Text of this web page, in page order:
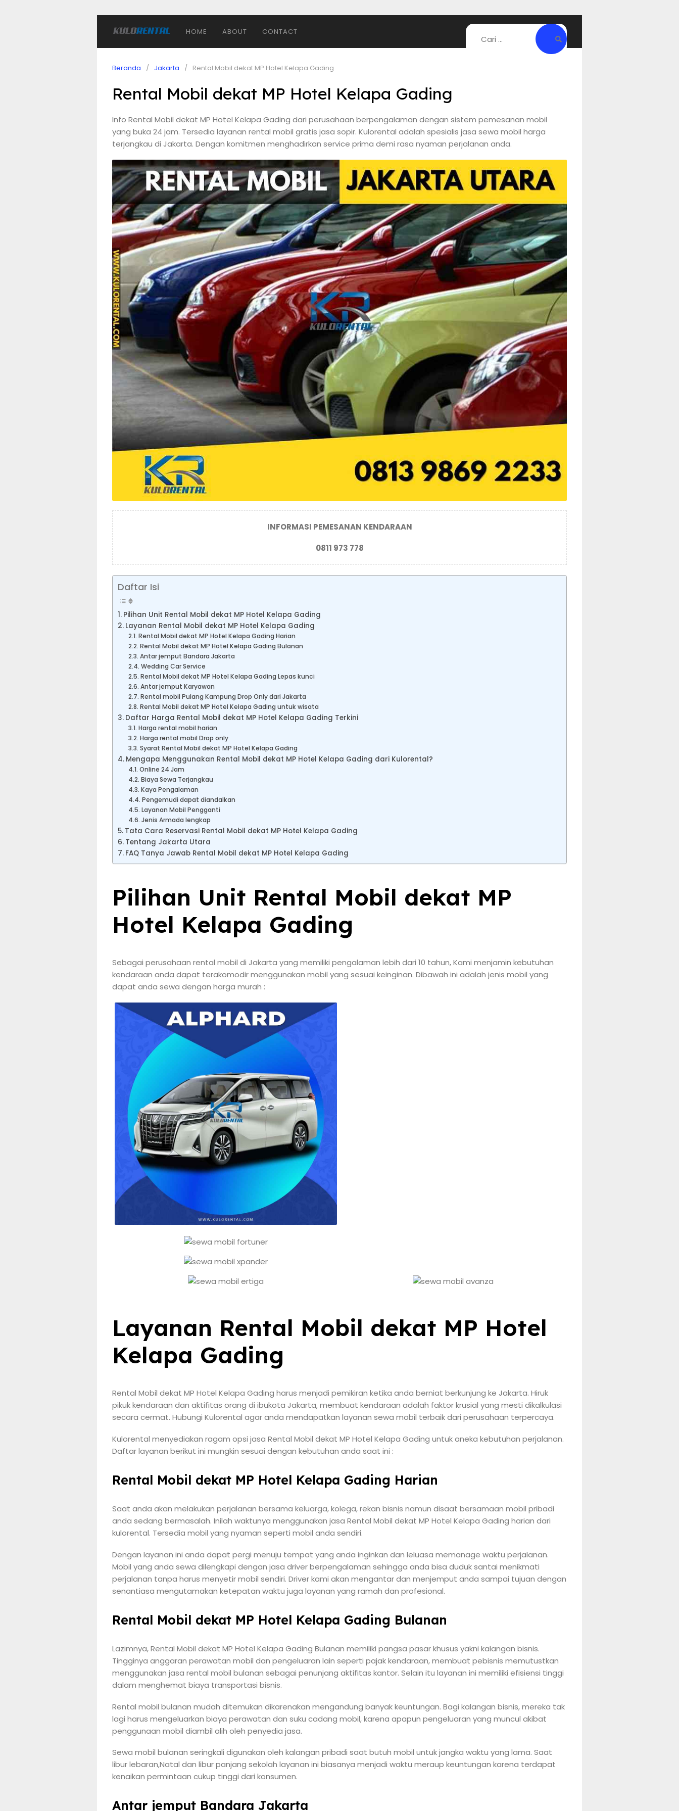
HOME ABOUT CONTACT
Beranda Jakarta Rental Mobil dekat MP Hotel Kelapa Gading
Rental Mobil dekat MP Hotel Kelapa Gading
Info Rental Mobil dekat MP Hotel Kelapa Gading dari perusahaan berpengalaman dengan sistem pemesanan mobil
yang buka 24 jam. Tersedia layanan rental mobil gratis jasa sopir. Kulorental adalah spesialis jasa sewa mobil harga
terjangkau di Jakarta. Dengan komitmen menghadirkan service prima demi rasa nyaman perjalanan anda.
INFORMASI PEMESANAN KENDARAAN
0811 973 778
Daftar Isi
Pilihan Unit Rental Mobil dekat MP Hotel Kelapa Gading
Layanan Rental Mobil dekat MP Hotel Kelapa Gading
Rental Mobil dekat MP Hotel Kelapa Gading Harian
Rental Mobil dekat MP Hotel Kelapa Gading Bulanan
Antar jemput Bandara Jakarta
Wedding Car Service
Rental Mobil dekat MP Hotel Kelapa Gading Lepas kunci
Antar jemput Karyawan
Rental mobil Pulang Kampung Drop Only dari Jakarta
Rental Mobil dekat MP Hotel Kelapa Gading untuk wisata
Daftar Harga Rental Mobil dekat MP Hotel Kelapa Gading Terkini
Harga rental mobil harian
Harga rental mobil Drop only
Syarat Rental Mobil dekat MP Hotel Kelapa Gading
Mengapa Menggunakan Rental Mobil dekat MP Hotel Kelapa Gading dari Kulorental?
Online 24 Jam
Biaya Sewa Terjangkau
Kaya Pengalaman
Pengemudi dapat diandalkan
Layanan Mobil Pengganti
Jenis Armada lengkap
Tata Cara Reservasi Rental Mobil dekat MP Hotel Kelapa Gading
Tentang Jakarta Utara
FAQ Tanya Jawab Rental Mobil dekat MP Hotel Kelapa Gading
Pilihan Unit Rental Mobil dekat MP
Hotel Kelapa Gading
Sebagai perusahaan rental mobil di Jakarta yang memiliki pengalaman lebih dari 10 tahun, Kami menjamin kebutuhan
kendaraan anda dapat terakomodir menggunakan mobil yang sesuai keinginan. Dibawah ini adalah jenis mobil yang
dapat anda sewa dengan harga murah :
Layanan Rental Mobil dekat MP Hotel
Kelapa Gading
Rental Mobil dekat MP Hotel Kelapa Gading harus menjadi pemikiran ketika anda berniat berkunjung ke Jakarta. Hiruk
pikuk kendaraan dan aktifitas orang di ibukota Jakarta, membuat kendaraan adalah faktor krusial yang mesti dikalkulasi
secara cermat. Hubungi Kulorental agar anda mendapatkan layanan sewa mobil terbaik dari perusahaan terpercaya.
Kulorental menyediakan ragam opsi jasa Rental Mobil dekat MP Hotel Kelapa Gading untuk aneka kebutuhan perjalanan.
Daftar layanan berikut ini mungkin sesuai dengan kebutuhan anda saat ini :
Rental Mobil dekat MP Hotel Kelapa Gading Harian
Saat anda akan melakukan perjalanan bersama keluarga, kolega, rekan bisnis namun disaat bersamaan mobil pribadi
anda sedang bermasalah. Inilah waktunya menggunakan jasa Rental Mobil dekat MP Hotel Kelapa Gading harian dari
kulorental. Tersedia mobil yang nyaman seperti mobil anda sendiri.
Dengan layanan ini anda dapat pergi menuju tempat yang anda inginkan dan leluasa memanage waktu perjalanan.
Mobil yang anda sewa dilengkapi dengan jasa driver berpengalaman sehingga anda bisa duduk santai menikmati
perjalanan tanpa harus menyetir mobil sendiri. Driver kami akan mengantar dan menjemput anda sampai tujuan dengan
senantiasa mengutamakan ketepatan waktu juga layanan yang ramah dan profesional.
Rental Mobil dekat MP Hotel Kelapa Gading Bulanan
Lazimnya, Rental Mobil dekat MP Hotel Kelapa Gading Bulanan memiliki pangsa pasar khusus yakni kalangan bisnis.
Tingginya anggaran perawatan mobil dan pengeluaran lain seperti pajak kendaraan, membuat pebisnis memutustkan
menggunakan jasa rental mobil bulanan sebagai penunjang aktifitas kantor. Selain itu layanan ini memiliki efisiensi tinggi
dalam menghemat biaya transportasi bisnis.
Rental mobil bulanan mudah ditemukan dikarenakan mengandung banyak keuntungan. Bagi kalangan bisnis, mereka tak
lagi harus mengeluarkan biaya perawatan dan suku cadang mobil, karena apapun pengeluaran yang muncul akibat
penggunaan mobil diambil alih oleh penyedia jasa.
Sewa mobil bulanan seringkali digunakan oleh kalangan pribadi saat butuh mobil untuk jangka waktu yang lama. Saat
libur lebaran,Natal dan libur panjang sekolah layanan ini biasanya menjadi waktu meraup keuntungan karena terdapat
kenaikan permintaan cukup tinggi dari konsumen.
Antar jemput Bandara Jakarta